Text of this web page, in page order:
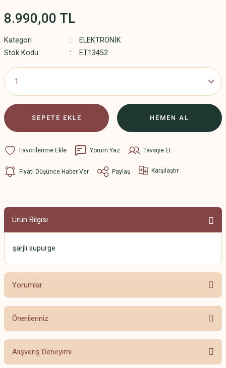
8.990,00 TL
Kategori
ELEKTRONİK
Stok Kodu
ET13452
SEPETE EKLE HEMEN AL
Yorum Yaz Tavsiye Et
Fiyatı Düşünce Haber Ver Paylaş Karşılaştır
Ürün Bilgisi
şarjlı supurge
Yorumlar
Bu ürüne ilk yorumu siz yapın!
Önerileriniz
Bu ürünün fiyat bilgisi, resim, ürün açıklamalarında ve diğer konularda
yetersiz gördüğünüz noktaları öneri formunu kullanarak tarafımıza
iletebilirsiniz.
Alışveriş Deneyimi